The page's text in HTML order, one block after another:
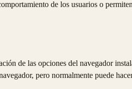
de los usuarios o
de las opciones del navegador
pero normalmente puede